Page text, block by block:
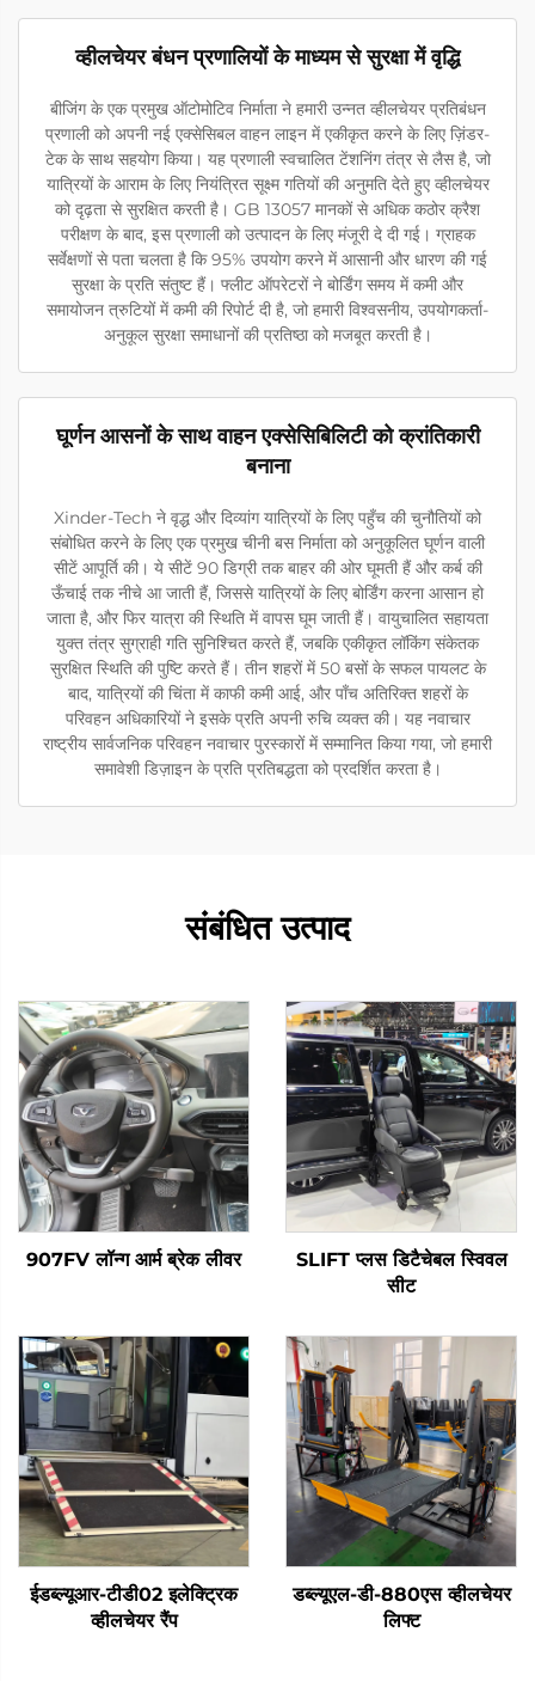
व्हीलचेयर बंधन प्रणालियों के माध्यम से सुरक्षा में वृद्धि
बीजिंग के एक प्रमुख ऑटोमोटिव निर्माता ने हमारी उन्नत व्हीलचेयर प्रतिबंधन
प्रणाली को अपनी नई एक्सेसिबल वाहन लाइन में एकीकृत करने के लिए ज़िंडर-
टेक के साथ सहयोग किया। यह प्रणाली स्वचालित टेंशनिंग तंत्र से लैस है, जो
यात्रियों के आराम के लिए नियंत्रित सूक्ष्म गतियों की अनुमति देते हुए व्हीलचेयर
को दृढ़ता से सुरक्षित करती है। GB 13057 मानकों से अधिक कठोर क्रैश
परीक्षण के बाद, इस प्रणाली को उत्पादन के लिए मंजूरी दे दी गई। ग्राहक
सर्वेक्षणों से पता चलता है कि 95% उपयोग करने में आसानी और धारण की गई
सुरक्षा के प्रति संतुष्ट हैं। फ्लीट ऑपरेटरों ने बोर्डिंग समय में कमी और
समायोजन त्रुटियों में कमी की रिपोर्ट दी है, जो हमारी विश्वसनीय, उपयोगकर्ता-
अनुकूल सुरक्षा समाधानों की प्रतिष्ठा को मजबूत करती है।
घूर्णन आसनों के साथ वाहन एक्सेसिबिलिटी को क्रांतिकारी
बनाना
Xinder-Tech ने वृद्ध और दिव्यांग यात्रियों के लिए पहुँच की चुनौतियों को
संबोधित करने के लिए एक प्रमुख चीनी बस निर्माता को अनुकूलित घूर्णन वाली
सीटें आपूर्ति की। ये सीटें 90 डिग्री तक बाहर की ओर घूमती हैं और कर्ब की
ऊँचाई तक नीचे आ जाती हैं, जिससे यात्रियों के लिए बोर्डिंग करना आसान हो
जाता है, और फिर यात्रा की स्थिति में वापस घूम जाती हैं। वायुचालित सहायता
युक्त तंत्र सुग्राही गति सुनिश्चित करते हैं, जबकि एकीकृत लॉकिंग संकेतक
सुरक्षित स्थिति की पुष्टि करते हैं। तीन शहरों में 50 बसों के सफल पायलट के
बाद, यात्रियों की चिंता में काफी कमी आई, और पाँच अतिरिक्त शहरों के
परिवहन अधिकारियों ने इसके प्रति अपनी रुचि व्यक्त की। यह नवाचार
राष्ट्रीय सार्वजनिक परिवहन नवाचार पुरस्कारों में सम्मानित किया गया, जो हमारी
समावेशी डिज़ाइन के प्रति प्रतिबद्धता को प्रदर्शित करता है।
संबंधित उत्पाद
907FV लॉन्ग आर्म ब्रेक लीवर
SLIFT प्लस डिटैचेबल स्विवल
सीट
ईडब्ल्यूआर-टीडी02 इलेक्ट्रिक
व्हीलचेयर रैंप
डब्ल्यूएल-डी-880एस व्हीलचेयर
लिफ्ट